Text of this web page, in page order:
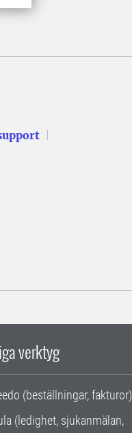
verktyg
(beställningar, fakturor)
(ledighet, sjukanmälan,